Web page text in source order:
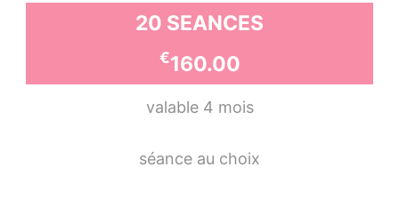
20 SEANCES
€160.00
valable 4 mois
séance au choix